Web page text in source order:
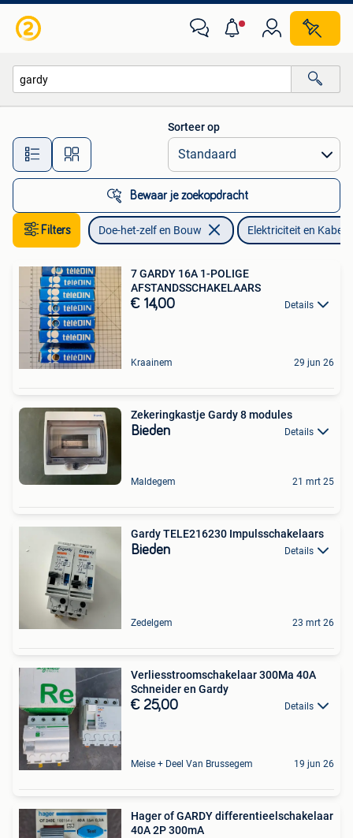
Alle afstanden…
Sorteer op
Bewaar je zoekopdracht
Filters Doe-het-zelf en Bouw Elektriciteit en Kabels
7 GARDY 16A 1-POLIGE
AFSTANDSSCHAKELAARS
€ 14,00 Details
Kraainem 29 jun 26
Zekeringkastje Gardy 8 modules
Bieden Details
Maldegem 21 mrt 25
Gardy TELE216230 Impulsschakelaars
Bieden Details
Zedelgem 23 mrt 26
Verliesstroomschakelaar 300Ma 40A
Schneider en Gardy
€ 25,00 Details
Meise + Deel Van Brussegem 19 jun 26
Hager of GARDY differentieelschakelaar
40A 2P 300mA